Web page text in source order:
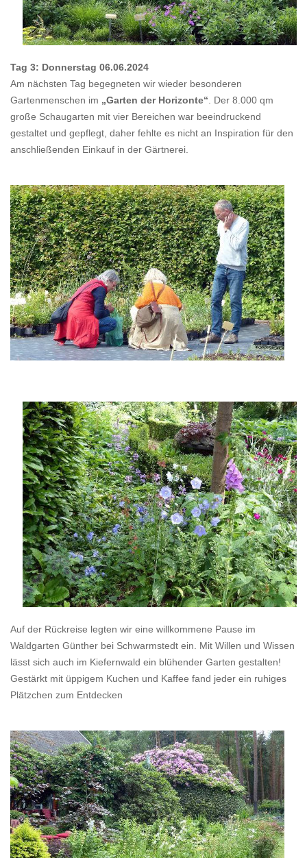
Tag 3: Donnerstag 06.06.2024
Am nächsten Tag begegneten wir wieder besonderen
Gartenmenschen im „Garten der Horizonte“ . Der 8.000 qm
große Schaugarten mit vier Bereichen war beeindruckend
gestaltet und gepflegt, daher fehlte es nicht an Inspiration für den
anschließenden Einkauf in der Gärtnerei.
Auf der Rückreise legten wir eine willkommene Pause im
Waldgarten Günther bei Schwarmstedt ein. Mit Willen und Wissen
lässt sich auch im Kiefernwald ein blühender Garten gestalten!
Gestärkt mit üppigem Kuchen und Kaffee fand jeder ein ruhiges
Plätzchen zum Entdecken